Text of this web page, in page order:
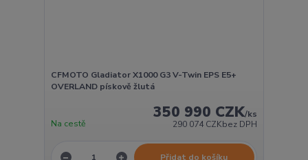
CFMOTO Gladiator X1000 G3 V-Twin EPS E5+
OVERLAND pískově žlutá
350 990 CZK/ks
290 074 CZKbez DPH
Na cestě
Přidat do košíku